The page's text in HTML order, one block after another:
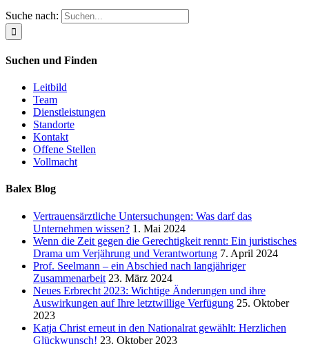
Suche nach:
Suchen und Finden
Leitbild
Team
Dienstleistungen
Standorte
Kontakt
Offene Stellen
Vollmacht
Balex Blog
Vertrauensärztliche Untersuchungen: Was darf das
Unternehmen wissen? 1. Mai 2024
Wenn die Zeit gegen die Gerechtigkeit rennt: Ein juristisches
Drama um Verjährung und Verantwortung 7. April 2024
Prof. Seelmann – ein Abschied nach langjähriger
Zusammenarbeit 23. März 2024
Neues Erbrecht 2023: Wichtige Änderungen und ihre
Auswirkungen auf Ihre letztwillige Verfügung 25. Oktober
2023
Katja Christ erneut in den Nationalrat gewählt: Herzlichen
Glückwunsch! 23. Oktober 2023